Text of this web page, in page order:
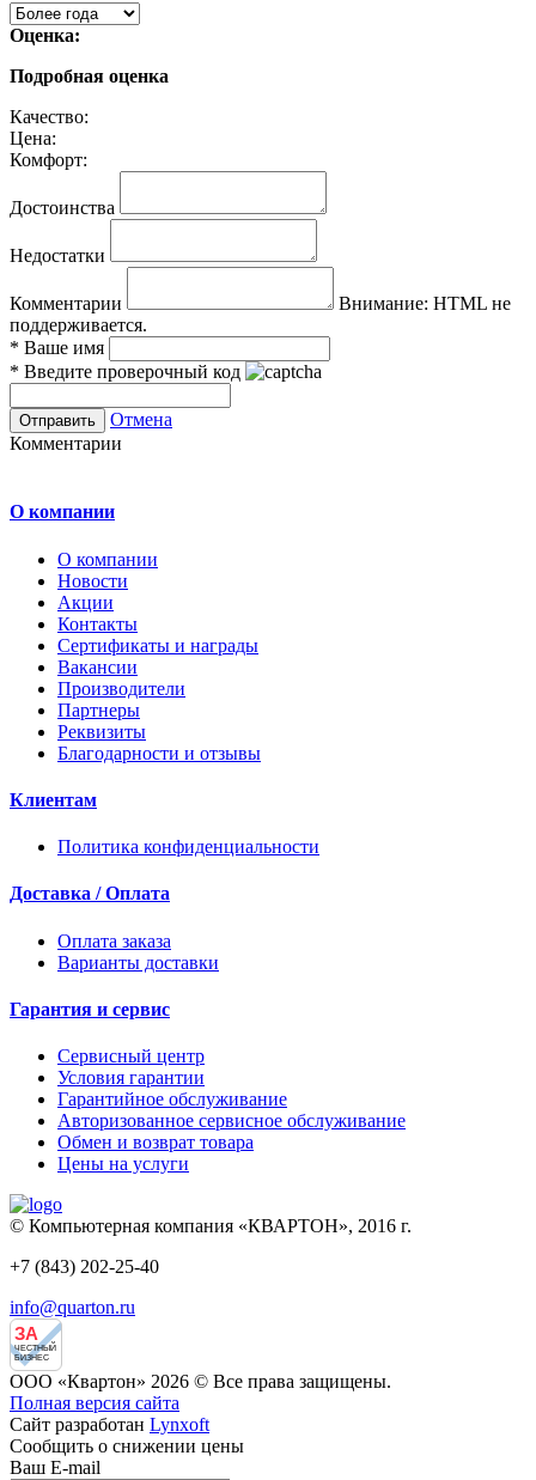
Оценка:
Подробная оценка
Качество:
Цена:
Комфорт:
Достоинства
Недостатки
Комментарии Внимание: HTML не
поддерживается.
* Ваше имя
* Введите проверочный код
Отмена
Комментарии
О компании
О компании
Новости
Акции
Контакты
Сертификаты и награды
Вакансии
Производители
Партнеры
Реквизиты
Благодарности и отзывы
Клиентам
Политика конфиденциальности
Доставка / Оплата
Оплата заказа
Варианты доставки
Гарантия и сервис
Сервисный центр
Условия гарантии
Гарантийное обслуживание
Авторизованное сервисное обслуживание
Обмен и возврат товара
Цены на услуги
© Компьютерная компания «КВАРТОН», 2016 г.
+7 (843) 202-25-40
info@quarton.ru
ЗА
ЧЕСТНЫЙ
БИЗНЕС
ООО «Квартон» 2026 © Все права защищены.
Полная версия сайта
Сайт разработан Lynxoft
Сообщить о снижении цены
Ваш E-mail